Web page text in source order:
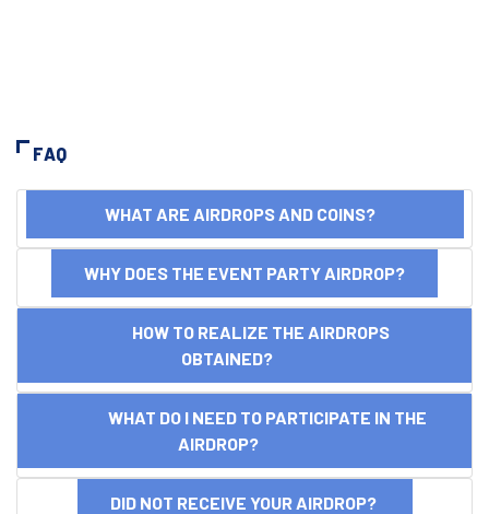
FAQ
WHAT ARE AIRDROPS AND COINS?
WHY DOES THE EVENT PARTY AIRDROP?
HOW TO REALIZE THE AIRDROPS
OBTAINED?
WHAT DO I NEED TO PARTICIPATE IN THE
AIRDROP?
DID NOT RECEIVE YOUR AIRDROP?